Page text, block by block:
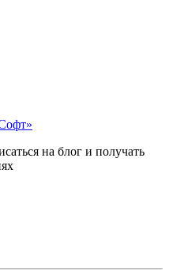
на блог и получать